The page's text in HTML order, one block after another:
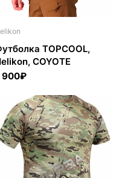
TOPCOOL,
COYOTE
900₽